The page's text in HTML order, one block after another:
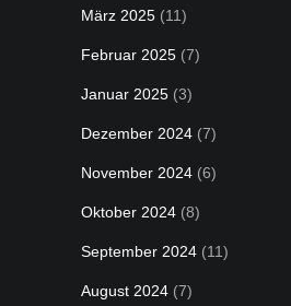
März 2025 (11)
Februar 2025 (7)
Januar 2025 (3)
Dezember 2024 (7)
November 2024 (6)
Oktober 2024 (8)
September 2024 (11)
August 2024 (7)